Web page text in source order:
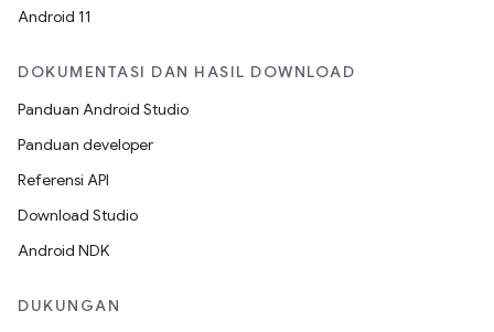
Android 11
DOKUMENTASI DAN HASIL DOWNLOAD
Panduan Android Studio
Panduan developer
Referensi API
Download Studio
Android NDK
DUKUNGAN